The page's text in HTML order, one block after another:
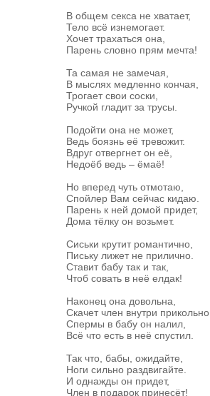
В общем секса не хватает,
Тело всё изнемогает.
Хочет трахаться она,
Парень словно прям мечта!
Та самая не замечая,
В мыслях медленно кончая,
Трогает свои соски,
Ручкой гладит за трусы.
Подойти она не может,
Ведь боязнь её тревожит.
Вдруг отвергнет он её,
Недоёб ведь – ёмаё!
Но вперед чуть отмотаю,
Спойлер Вам сейчас кидаю.
Парень к ней домой придет,
Дома тёлку он возьмет.
Сиськи крутит романтично,
Письку лижет не прилично.
Ставит бабу так и так,
Чтоб совать в неё елдак!
Наконец она довольна,
Скачет член внутри прикольно.
Спермы в бабу он налил,
Всё что есть в неё спустил.
Так что, бабы, ожидайте,
Ноги сильно раздвигайте.
И однажды он придет,
Член в подарок принесёт!